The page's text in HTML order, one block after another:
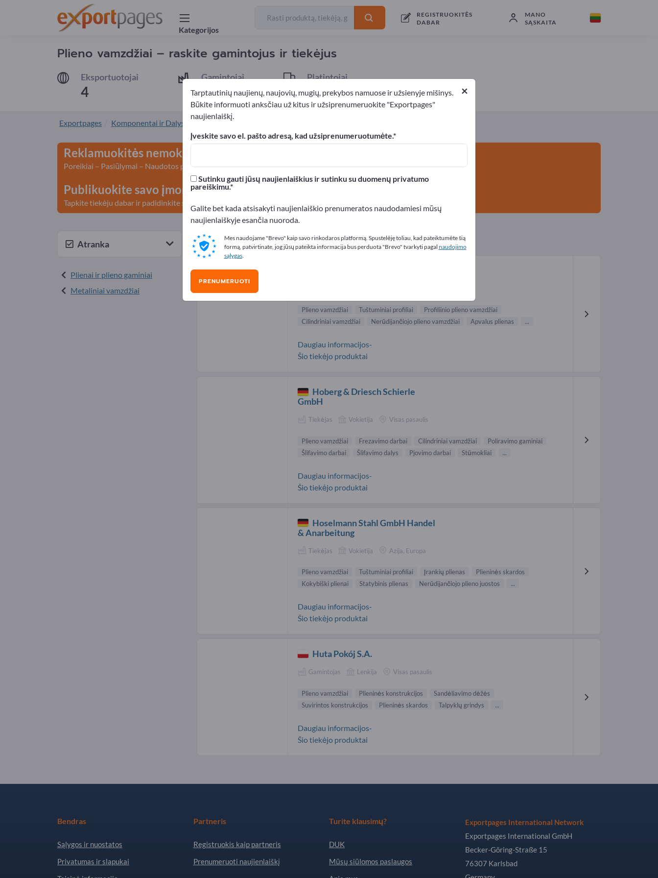
Kategorijos
REGISTRUOKITĖS
DABAR
MANO
SĄSKAITA
Plieno vamzdžiai – raskite gamintojus ir tiekėjus
Eksportuotojai
4
Gamintojai
2
Platintojai
2
Eksportuotojai4 Gamintojai2 Platintojai
Exportpages Komponentai ir Dalys Plienai ir plieno gaminiai
Reklamuokitės nemokamai Exportpages!
Poreikiai – Pasiūlymai – Naudotos prekės – Verslo kontaktai >> pradėkite čia
Publikuokite savo įmonę ir produktus Exportpages svetainėje.
Tapkite tiekėju dabar ir padidinkite savo žinomumą >> publikuokite čia
Atranka
Plienai ir plieno gaminiai
Metaliniai vamzdžiai
Plieno vamzdžiai tiekėjai (4)
Plieno vamzdžiai Tuštuminiai profiliai
Profiliinio plieno vamzdžiai
Cilindriniai vamzdžiai
Nerūdijančiojo plieno vamzdžiai Apvalus plienas ...
Daugiau informacijos-
Šio tiekėjo produktai
Hoberg & Driesch Schierle
GmbH
Tiekėjas Vokietija Visas pasaulis
Plieno vamzdžiai Frezavimo darbai Cilindriniai vamzdžiai
Poliravimo gaminiai
Šlifavimo darbai
Šlifavimo dalys Pjovimo darbai Stūmokliai ...
Daugiau informacijos-
Šio tiekėjo produktai
Hoselmann Stahl GmbH Handel
& Anarbeitung
Tiekėjas Vokietija Azija, Europa
Plieno vamzdžiai Tuštuminiai profiliai Įrankių plienas
Plieninės skardos
Kokybiški plienai
Statybinis plienas Nerūdijančiojo plieno juostos ...
Daugiau informacijos-
Šio tiekėjo produktai
Huta Pokój S.A.
Gamintojas Lenkija Visas pasaulis
Plieno vamzdžiai Plieninės konstrukcijos
Sandėliavimo dėžės
Suvirintos konstrukcijos
Plieninės skardos Talpyklų grindys ...
Daugiau informacijos-
Šio tiekėjo produktai
Bendras
Sąlygos ir nuostatos
Privatumas ir slapukai
Partneris
Registruokis kaip partneris
Prenumeruoti naujienlaiškį
Turite klausimų?
DUK
Mūsų siūlomos paslaugos
Exportpages International Network
Exportpages International GmbH
Becker-Göring-Straße 15
76307 Karlsbad
×
Tarptautinių naujienų, naujovių, mugių, prekybos namuose ir užsienyje mišinys.
Būkite informuoti anksčiau už kitus ir užsiprenumeruokite "Exportpages"
naujienlaiškį.
Įveskite savo el. pašto adresą, kad užsiprenumeruotumėte.
Sutinku gauti jūsų naujienlaiškius ir sutinku su duomenų privatumo
pareiškimu.
Galite bet kada atsisakyti naujienlaiškio prenumeratos naudodamiesi mūsų
naujienlaiškyje esančia nuoroda.
Mes naudojame "Brevo" kaip savo rinkodaros platformą. Spustelėję toliau, kad pateiktumėte šią
formą, patvirtinate, jog jūsų pateikta informacija bus perduota "Brevo" tvarkyti pagal naudojimo
sąlygas.
PRENUMERUOTI